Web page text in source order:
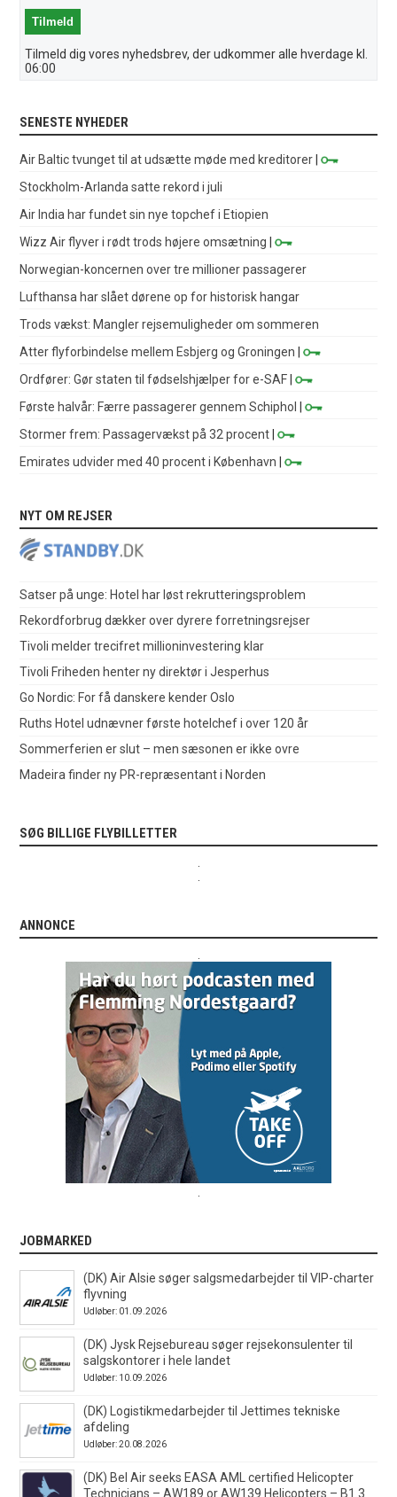
Tilmeld dig vores nyhedsbrev, der udkommer alle hverdage kl.
06:00
SENESTE NYHEDER
Air Baltic tvunget til at udsætte møde med kreditorer |
Stockholm-Arlanda satte rekord i juli
Air India har fundet sin nye topchef i Etiopien
Wizz Air flyver i rødt trods højere omsætning |
Norwegian-koncernen over tre millioner passagerer
Lufthansa har slået dørene op for historisk hangar
Trods vækst: Mangler rejsemuligheder om sommeren
Atter flyforbindelse mellem Esbjerg og Groningen |
Ordfører: Gør staten til fødselshjælper for e-SAF |
Første halvår: Færre passagerer gennem Schiphol
|
Stormer frem: Passagervækst på 32 procent |
Emirates udvider med 40 procent i København |
NYT OM REJSER
Satser på unge: Hotel har løst rekrutteringsproblem
Rekordforbrug dækker over dyrere forretningsrejser
Tivoli melder trecifret millioninvestering klar
Tivoli Friheden henter ny direktør i Jesperhus
Go Nordic: For få danskere kender Oslo
Ruths Hotel udnævner første hotelchef i over 120 år
Sommerferien er slut – men sæsonen er ikke ovre
Madeira finder ny PR-repræsentant i Norden
SØG BILLIGE FLYBILLETTER
ANNONCE
JOBMARKED
(DK) Air Alsie søger salgsmedarbejder til VIP-charter
flyvning
Udløber: 01.09.2026
(DK) Jysk Rejsebureau søger rejsekonsulenter til
salgskontorer i hele landet
Udløber: 10.09.2026
(DK) Logistikmedarbejder til Jettimes tekniske
afdeling
Udløber: 20.08.2026
(DK) Bel Air seeks EASA AML certified Helicopter
Technicians – AW189 or AW139 Helicopters – B1.3